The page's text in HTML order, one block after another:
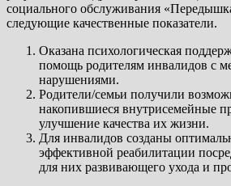
социального обслуживания
следующие качественные показатели.
Оказана психологическая
помощь родителям инвалидов с
нарушениями.
Родители/семьи получили
накопившиеся внутрисемейные
улучшение качества их жизни.
Для инвалидов созданы
эффективной реабилитации
для них развивающего ухода и